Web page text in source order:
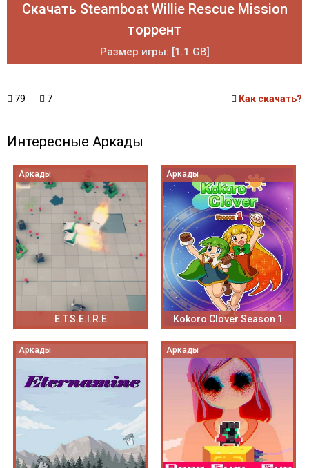
Скачать Steamboat Willie Rescue Mission
торрент
Размер игры: [1.1 GB]
79 7 Как скачать?
Интересные Аркады
Аркады
E.T.S.E.I.R.E
Аркады
Kokoro Clover Season 1
Аркады Аркады